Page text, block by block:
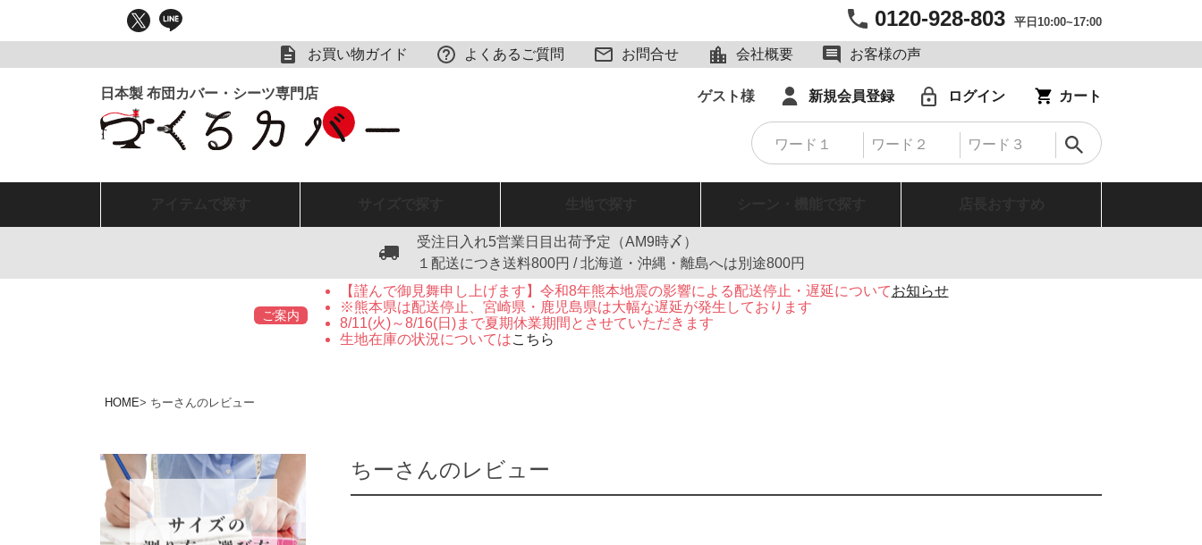
0120-928-803 平日10:00~17:00
お買い物ガイド よくあるご質問 お問合せ 会社概要 お客様の声
ゲスト様 新規会員登録 ログイン カート
受注日入れ5営業日目出荷予定（AM9時〆）
１配送につき送料800円 / 北海道・沖縄・離島へは別途800円
ご案内
【謹んで御見舞申し上げます】令和8年熊本地震の影響による配送停止・遅延についてお知らせ
※熊本県は配送停止、宮崎県・鹿児島県は大幅な遅延が発生しております
8/11(火)～8/16(日)まで夏期休業期間とさせていただきます
生地在庫の状況についてはこちら
HOME ちーさんのレビュー
ちーさんのレビュー